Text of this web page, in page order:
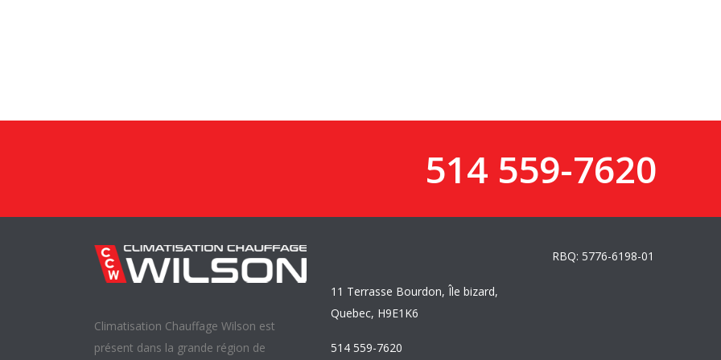
514 559-7620
Climatisation Chauffage Wilson est
présent dans la grande région de
11 Terrasse Bourdon, Île bizard,
Quebec, H9E1K6
514 559-7620
RBQ: 5776-6198-01